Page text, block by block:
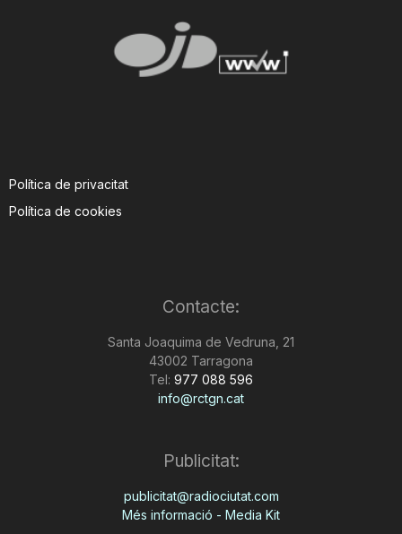
Política de privacitat
Política de cookies
Contacte:
Santa Joaquima de Vedruna, 21
43002 Tarragona
Tel: 977 088 596
info@rctgn.cat
Publicitat:
publicitat@radiociutat.com
Més informació - Media Kit